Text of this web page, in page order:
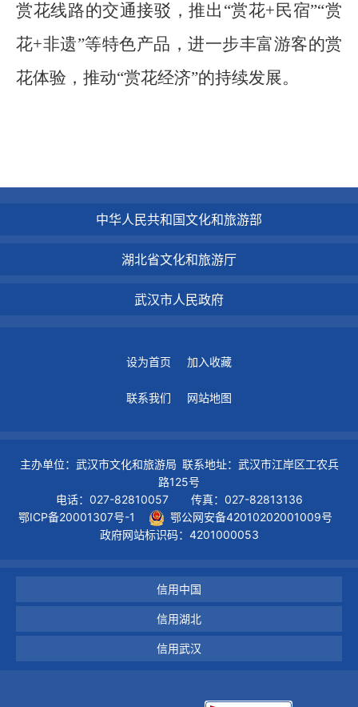
赏花线路的交通接驳，推出“赏花+民宿”“赏
花+非遗”等特色产品，进一步丰富游客的赏
花体验，推动“赏花经济”的持续发展。
中华人民共和国文化和旅游部
湖北省文化和旅游厅
武汉市人民政府
设为首页 加入收藏
联系我们 网站地图
主办单位：武汉市文化和旅游局 联系地址：武汉市江岸区工农兵
路125号
电话：027-82810057 传真：027-82813136
鄂ICP备20001307号-1
鄂公网安备42010202001009号
政府网站标识码：4201000053
信用中国
信用湖北
信用武汉